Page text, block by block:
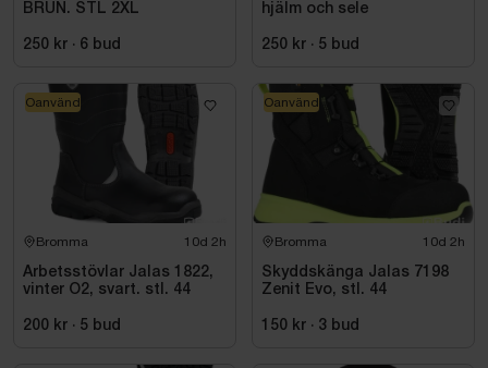
BRUN. STL 2XL
250 kr · 6 bud
hjälm och sele
250 kr · 5 bud
Bromma 10d 2h
Arbetsstövlar Jalas 1822,
vinter O2, svart. stl. 44
200 kr · 5 bud
Oanvänd
Bromma 10d 2h
Skyddskänga Jalas 7198
Zenit Evo, stl. 44
150 kr · 3 bud
Oanvänd